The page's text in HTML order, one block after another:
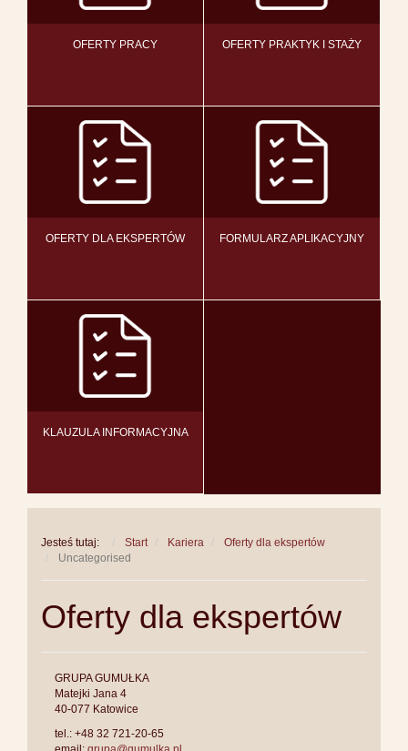
OFERTY PRACY OFERTY PRAKTYK I STAŻY
OFERTY DLA EKSPERTÓW FORMULARZ APLIKACYJNY
KLAUZULA INFORMACYJNA
Jesteś tutaj: Start Kariera
Oferty dla ekspertów
Uncategorised
Oferty dla ekspertów
GRUPA GUMUŁKA
Matejki Jana 4
40-077 Katowice
tel.: +48 32 721-20-65